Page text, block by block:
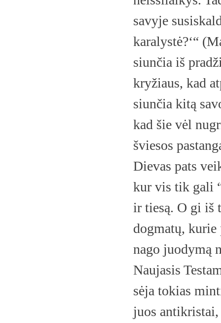
savyje
karalystė?‘“
siunčia iš
kryžiaus, kad
siunčia kitą
kad šie vėl
šviesos
Dievas pats
kur vis tik gali
ir tiesą. O gi iš
dogmatų,
nago juodymą
Naujasis
sėja tokias
juos antikristai,